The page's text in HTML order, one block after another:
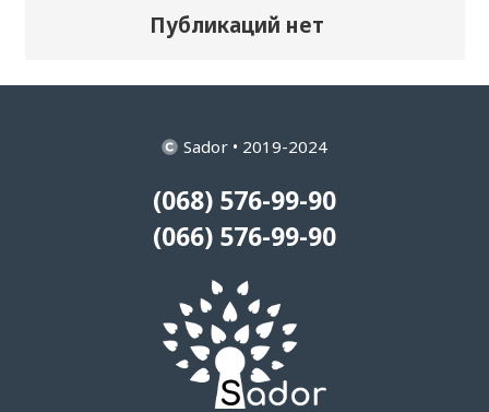
Публикаций нет
Sador • 2019-2024
(068) 576-99-90
(066) 576-99-90